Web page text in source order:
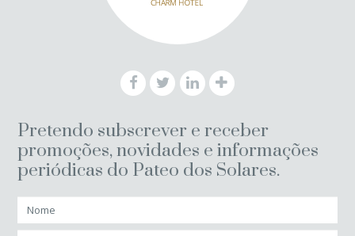
Pretendo subscrever e receber
promoções, novidades e informações
periódicas do Pateo dos Solares.